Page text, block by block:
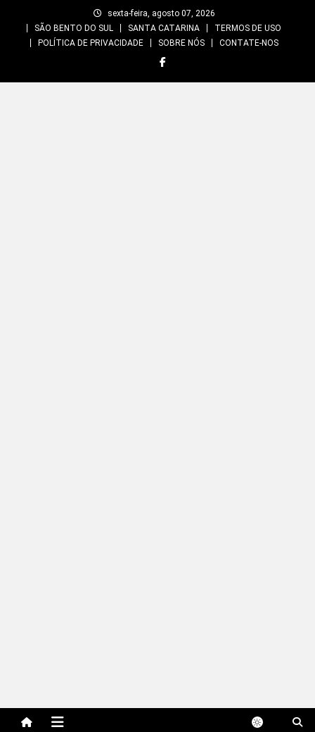
sexta-feira, agosto 07, 2026
SÃO BENTO DO SUL
SANTA CATARINA
TERMOS DE USO
POLÍTICA DE PRIVACIDADE
SOBRE NÓS CONTATE-NOS